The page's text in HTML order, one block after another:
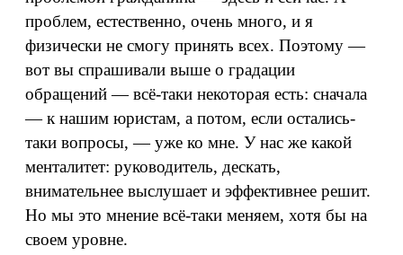
проблем, естественно, очень много, и я
физически не смогу принять всех. Поэтому —
вот вы спрашивали выше о градации
обращений — всё-таки некоторая есть: сначала
— к нашим юристам, а потом, если остались-
таки вопросы, — уже ко мне. У нас же какой
менталитет: руководитель, дескать,
внимательнее выслушает и эффективнее решит.
Но мы это мнение всё-таки меняем, хотя бы на
своем уровне.